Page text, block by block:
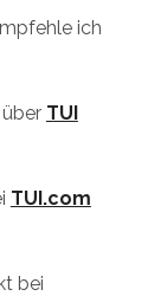
ich
TUI
TUI.com
bei